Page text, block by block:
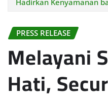
Hadirkan Kenyamanan
PRESS RELEASE
Melayani
Hati,